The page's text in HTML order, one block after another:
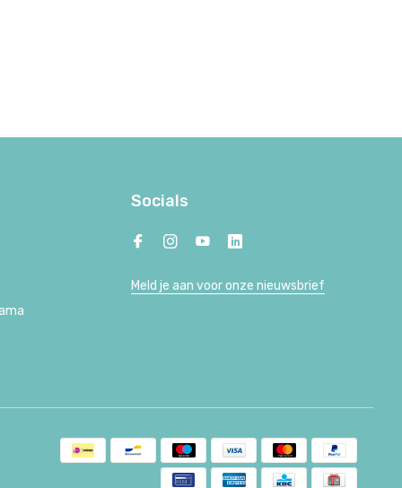
Socials
Meld je aan voor onze nieuwsbrief